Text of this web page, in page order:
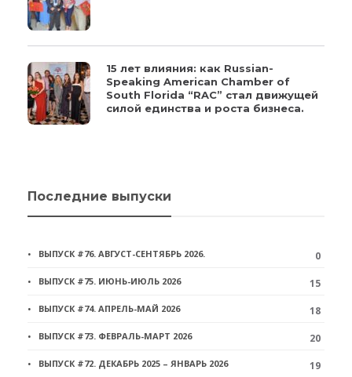
15 лет влияния: как Russian-
Speaking American Chamber of
South Florida “RAC” стал движущей
силой единства и роста бизнеса.
Последние выпуски
ВЫПУСК #76. АВГУСТ-СЕНТЯБРЬ 2026. 0
ВЫПУСК #75. ИЮНЬ-ИЮЛЬ 2026 15
ВЫПУСК #74. АПРЕЛЬ-МАЙ 2026 18
ВЫПУСК #73. ФЕВРАЛЬ-МАРТ 2026 20
ВЫПУСК #72. ДЕКАБРЬ 2025 – ЯНВАРЬ 2026 19